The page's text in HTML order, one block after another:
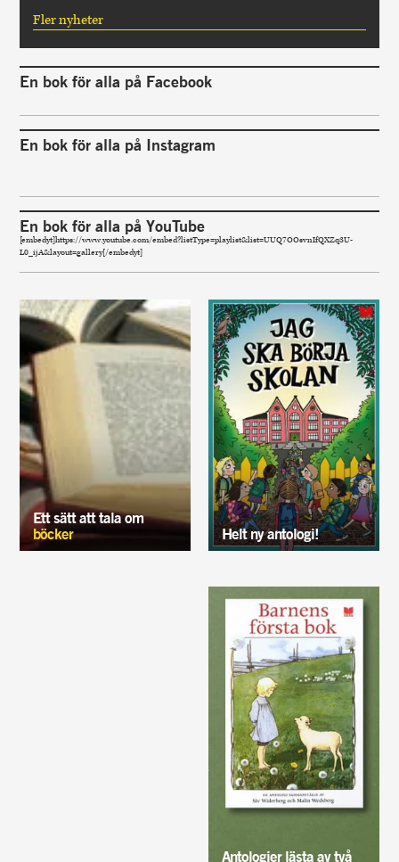
Fler nyheter
En bok för alla på Facebook
En bok för alla på Instagram
En bok för alla på YouTube
[embedyt]https://www.youtube.com/embed?listType=playlist&list=UUQ7OOsvnIfQXZq3U-
L0_ijA&layout=gallery[/embedyt]
Ett sätt att tala om
böcker
Helt ny antologi!
Antologier lästa av två